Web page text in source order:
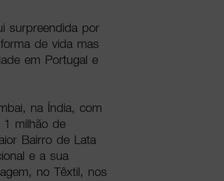
surpreendida por
de vida mas
em Portugal e
na Índia, com
milhão de
Bairro de Lata
e a sua
no Têxtil, nos